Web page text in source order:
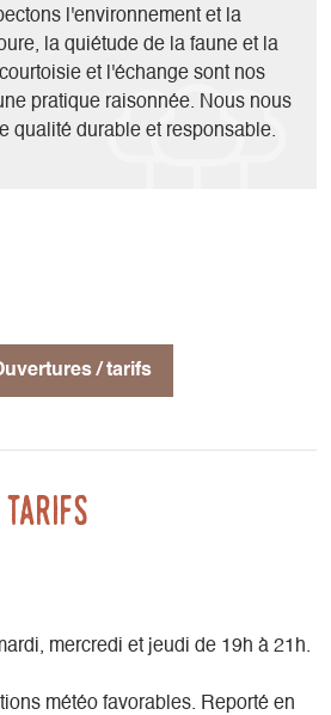
l'environnement et la
la quiétude de la faune et la
et l'échange sont nos
pratique raisonnée. Nous nous
qualité durable et responsable.
/ tarifs
tarifs
mercredi et jeudi de 19h à 21h.
météo favorables. Reporté en